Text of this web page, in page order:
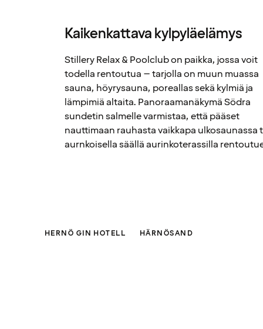
Kaikenkattava kylpyläelämys
Stillery Relax & Poolclub on paikka, jossa voit
todella rentoutua – tarjolla on muun muassa
sauna, höyrysauna, poreallas sekä kylmiä ja
lämpimiä altaita. Panoraamanäkymä Södra
sundetin salmelle varmistaa, että pääset
nauttimaan rauhasta vaikkapa ulkosaunassa
aurnkoisella säällä aurinkoterassilla
HERNÖ GIN HOTELL HÄRNÖSAND